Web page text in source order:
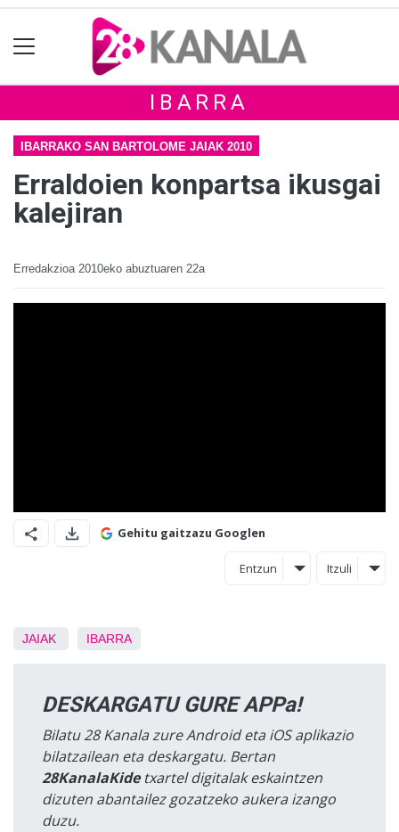
IBARRA
IBARRAKO SAN BARTOLOME JAIAK 2010
Erraldoien konpartsa ikusgai
kalejiran
Erredakzioa 2010eko abuztuaren 22a
Gehitu gaitzazu Googlen
Entzun Itzuli
JAIAK IBARRA
DESKARGATU GURE APPa!
Bilatu 28 Kanala zure Android eta iOS aplikazio
bilatzailean eta deskargatu. Bertan
28KanalaKidetxartel digitalak eskaintzen
dizuten abantailez gozatzeko aukera izango
duzu.